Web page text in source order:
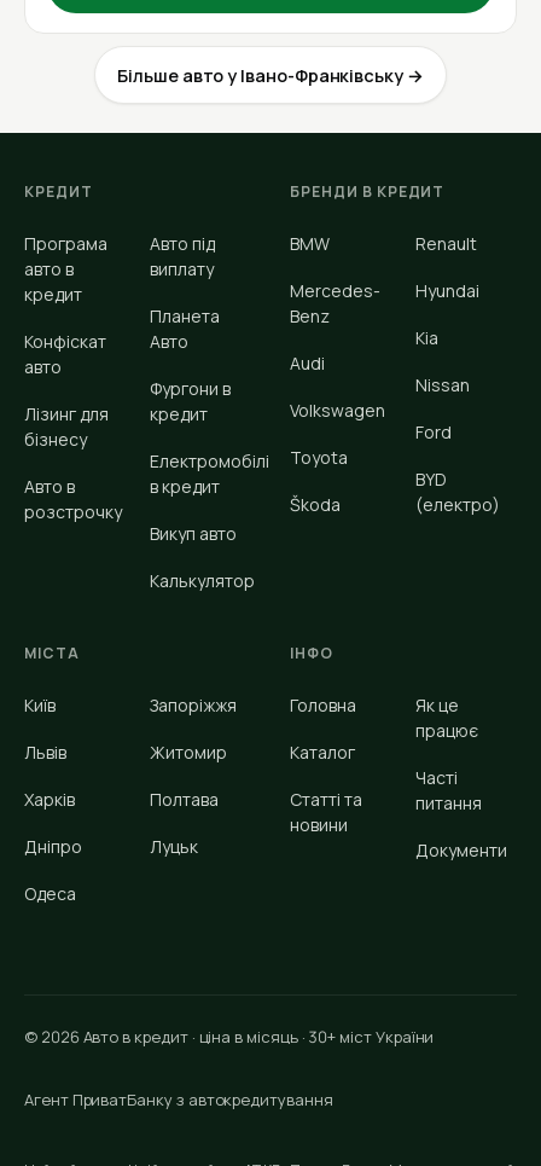
Більше авто у Івано-Франківську →
КРЕДИТ
Програма
авто в
кредит
Конфіскат
авто
Лізинг для
бізнесу
Авто в
розстрочку
Авто під
виплату
Планета
Авто
Фургони в
кредит
Електромобілі
в кредит
Викуп авто
Калькулятор
БРЕНДИ В КРЕДИТ
BMW
Mercedes-
Benz
Audi
Volkswagen
Toyota
Škoda
Renault
Hyundai
Kia
Nissan
Ford
BYD
(електро)
МІСТА
Київ
Львів
Харків
Дніпро
Одеса
Запоріжжя
Житомир
Полтава
Луцьк
ІНФО
Головна
Каталог
Статті та
новини
Як це
працює
Часті
питання
Документи
© 2026 Авто в кредит · ціна в місяць · 30+ міст України
Агент ПриватБанку з автокредитування